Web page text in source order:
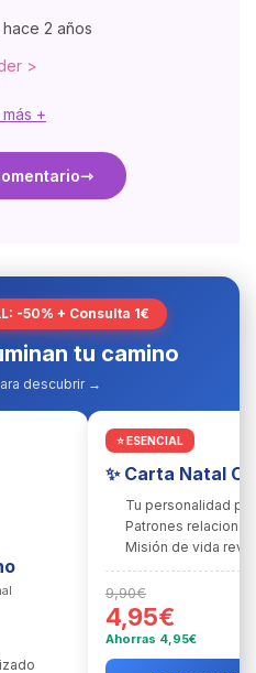
hace 2 años
>
+
-50% + Consulta 1€
tu camino
descubrir →
⭐ ESENCIAL
✨ Carta Natal
Tu personalidad
Patrones
Misión de vida
9,90€
4,95€
Ahorras 4,95€